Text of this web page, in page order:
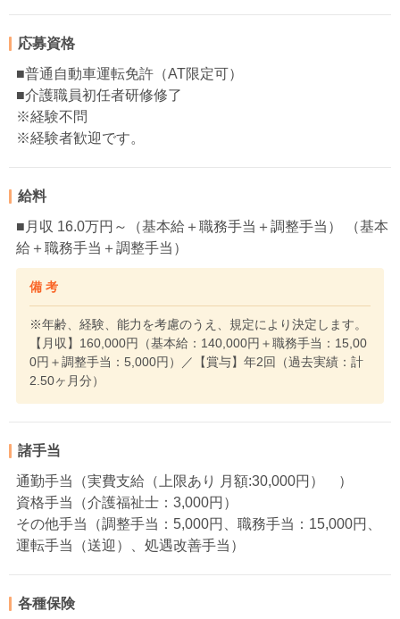
応募資格
■普通自動車運転免許（AT限定可）
■介護職員初任者研修修了
※経験不問
※経験者歓迎です。
給料
■月収 16.0万円～（基本給＋職務手当＋調整手当） （基本
給＋職務手当＋調整手当）
備 考
※年齢、経験、能力を考慮のうえ、規定により決定します。
【月収】160,000円（基本給：140,000円＋職務手当：15,00
0円＋調整手当：5,000円）／【賞与】年2回（過去実績：計
2.50ヶ月分）
諸手当
通勤手当（実費支給（上限あり 月額:30,000円） ）
資格手当（介護福祉士：3,000円）
その他手当（調整手当：5,000円、職務手当：15,000円、
運転手当（送迎）、処遇改善手当）
各種保険